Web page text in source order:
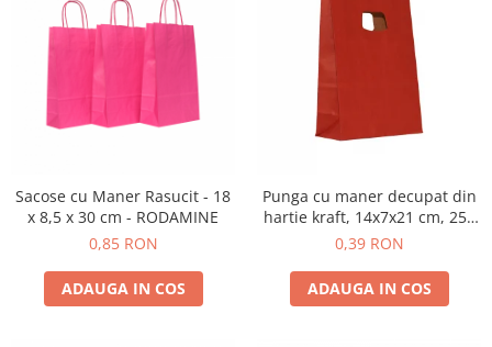
Sacose cu Maner Rasucit - 18
x 8,5 x 30 cm - RODAMINE
0,85 RON
ADAUGA IN COS
Punga cu maner decupat din
hartie kraft, 14x7x21 cm, 250
buc. bordeaux
0,39 RON
ADAUGA IN COS